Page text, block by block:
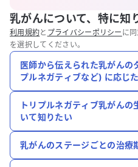
乳がんについて、特に知
利用規約と プライバシーポリシー に
を選択してください。
医師から伝えられた乳がんの
プルネガティブなど) に応じ
トリプルネガティブ乳がん
いて知りたい
乳がんのステージごとの治療